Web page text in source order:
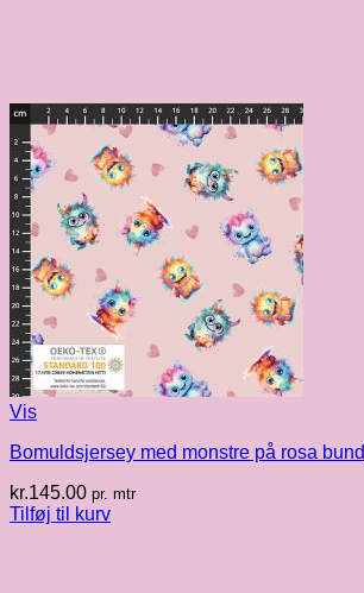
Vis
Bomuldsjersey med monstre på rosa bund
kr.145.00 pr. mtr
Tilføj til kurv